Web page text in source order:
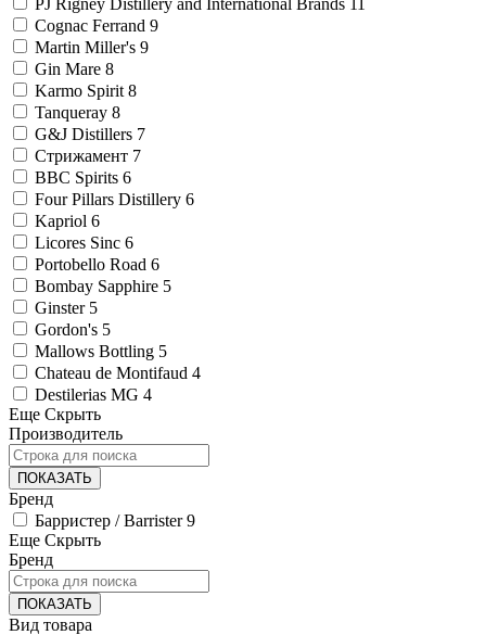
Cognac Ferrand 9
Martin Miller's 9
Gin Mare 8
Karmo Spirit 8
Tanqueray 8
G&J Distillers 7
Стрижамент 7
BBC Spirits 6
Four Pillars Distillery 6
Kapriol 6
Licores Sinc 6
Portobello Road 6
Bombay Sapphire 5
Ginster 5
Gordon's 5
Mallows Bottling 5
Chateau de Montifaud 4
Destilerias MG 4
Еще Скрыть
Производитель
ПОКАЗАТЬ
Бренд
Барристер / Barrister 9
Еще Скрыть
Бренд
ПОКАЗАТЬ
Вид товара